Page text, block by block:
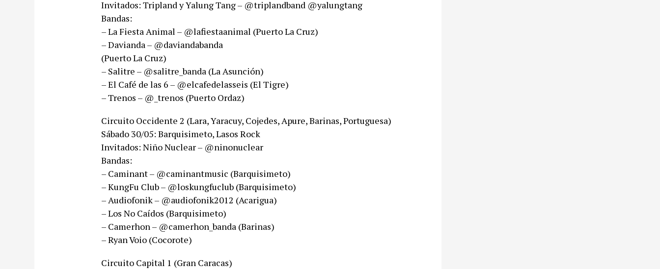
Invitados: Tripland y Yalung Tang – @triplandband @yalungtang
Bandas:
– La Fiesta Animal – @lafiestaanimal​ (Puerto La Cruz)​
– Davianda – @daviandabanda​
(Puerto La Cruz)​
– Salitre​ – @salitre_banda (La Asunción)​
– El Café de las 6 – @elcafedelasseis​ (El Tigre) ​
– Trenos – @_trenos​ (Puerto Ordaz)​
Circuito Occidente 2 (Lara, Yaracuy, Cojedes, Apure, Barinas, Portuguesa)
Sábado 30/05: Barquisimeto, Lasos Rock
Invitados: Niño Nuclear – @​ninonuclear
Bandas:
– Caminant – @caminantmusic​ (Barquisimeto)​
– KungFu Club – @loskungfuclub​ (Barquisimeto)​
– Audiofonik – @audiofonik2012​ (Acarigua)
– Los No Caído​s​ (Barquisimeto)
– Camerhon – @camerhon_banda​ (Barinas)​
– Ryan Voio​ (Cocorote)​
Circuito Capital 1​ (Gran Caracas)​